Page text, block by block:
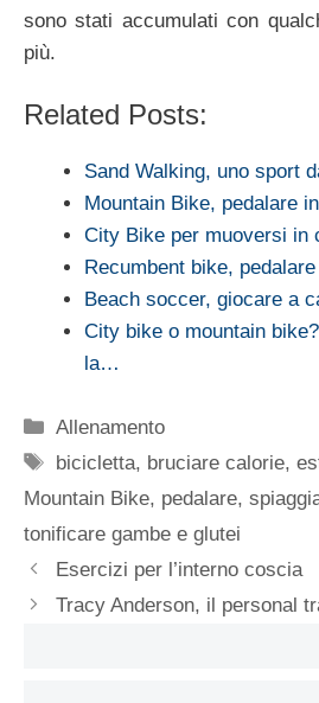
sono stati accumulati con
più.
Related Posts:
Sand Walking, uno sport
Mountain Bike, pedalare
City Bike per muoversi in
Recumbent bike,
Beach soccer, giocare a
City bike o mountain
la…
Categorie
Allenamento
Tag
bicicletta, bruciare calorie,
Mountain Bike, pedalare,
tonificare gambe e glutei
Esercizi per l’interno coscia
Tracy Anderson, il personal